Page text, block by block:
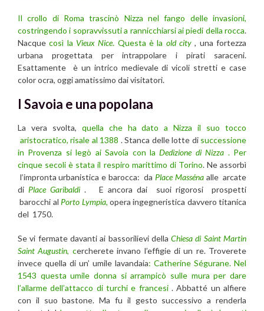
Il crollo di Roma trascinò Nizza nel fango delle invasioni,
costringendo i sopravvissuti a rannicchiarsi ai piedi della rocca.
Nacquecosì la Vieux Nice. Questa è la old city , una fortezza
urbana progettata per intrappolare i pirati saraceni.
Esattamente è un intrico medievale di vicoli stretti e case
color ocra, oggi amatissimo dai visitatori.
I Savoia e una popolana
La vera svolta, quella che ha dato a Nizza il suo tocco
aristocratico, risale al 1388 . Stanca delle lotte di successione
in Provenza si legò ai Savoia con laDedizione di Nizza . Per
cinque secoli è stata il respiro marittimo di Torino. Ne assorbì
l’impronta urbanistica e barocca: da Place Massénaalle arcate
di Place Garibaldi . E ancora dai suoi rigorosi prospetti
barocchi al Porto Lympia, opera ingegneristica davvero titanica
del 1750.
Se vi fermate davanti ai bassorilievi dellaChiesa di Saint Martin
Saint Augustin, cercherete invano l’effigie di un re. Troverete
invece quella di un’ umile lavandaia: Catherine Ségurane. Nel
1543 questa umile donna si arrampicò sulle mura per dare
l’allarme dell’attacco di turchi e francesi . Abbatté un alfiere
con il suo bastone. Ma fu il gesto successivo a renderla